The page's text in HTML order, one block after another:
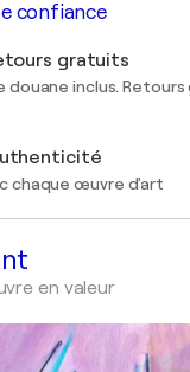
confiance
gratuits
douane inclus.
chaque œuvre d'art
en valeur